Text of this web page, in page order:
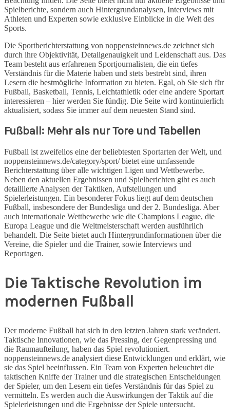
Spielberichte, sondern auch Hintergrundanalysen, Interviews mit
Athleten und Experten sowie exklusive Einblicke in die Welt des
Sports.
Die Sportberichterstattung von noppensteinnews.de zeichnet sich
durch ihre Objektivität, Detailgenauigkeit und Leidenschaft aus. Das
Team besteht aus erfahrenen Sportjournalisten, die ein tiefes
Verständnis für die Materie haben und stets bestrebt sind, ihren
Lesern die bestmögliche Information zu bieten. Egal, ob Sie sich für
Fußball, Basketball, Tennis, Leichtathletik oder eine andere Sportart
interessieren – hier werden Sie fündig. Die Seite wird kontinuierlich
aktualisiert, sodass Sie immer auf dem neuesten Stand sind.
Fußball: Mehr als nur Tore und Tabellen
Fußball ist zweifellos eine der beliebtesten Sportarten der Welt, und
noppensteinnews.de/category/sport/ bietet eine umfassende
Berichterstattung über alle wichtigen Ligen und Wettbewerbe.
Neben den aktuellen Ergebnissen und Spielberichten gibt es auch
detaillierte Analysen der Taktiken, Aufstellungen und
Spielerleistungen. Ein besonderer Fokus liegt auf dem deutschen
Fußball, insbesondere der Bundesliga und der 2. Bundesliga. Aber
auch internationale Wettbewerbe wie die Champions League, die
Europa League und die Weltmeisterschaft werden ausführlich
behandelt. Die Seite bietet auch Hintergrundinformationen über die
Vereine, die Spieler und die Trainer, sowie Interviews und
Reportagen.
Die Taktische Revolution im
modernen Fußball
Der moderne Fußball hat sich in den letzten Jahren stark verändert.
Taktische Innovationen, wie das Pressing, der Gegenpressing und
die Raumaufteilung, haben das Spiel revolutioniert.
noppensteinnews.de analysiert diese Entwicklungen und erklärt, wie
sie das Spiel beeinflussen. Ein Team von Experten beleuchtet die
taktischen Kniffe der Trainer und die strategischen Entscheidungen
der Spieler, um den Lesern ein tiefes Verständnis für das Spiel zu
vermitteln. Es werden auch die Auswirkungen der Taktik auf die
Spielerleistungen und die Ergebnisse der Spiele untersucht.